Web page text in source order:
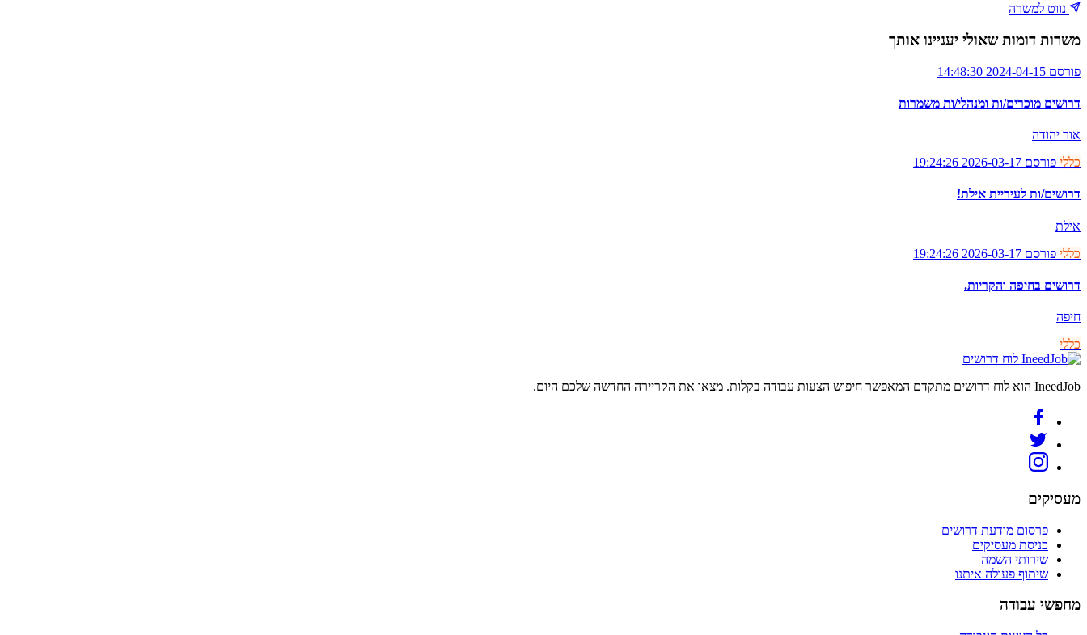
נווט למשרה
משרות דומות שאולי יעניינו אותך
פורסם 2024-04-15 14:48:30
דרושים מוכרים/ות ומנהלי/ות משמרות
אור יהודה
כללי פורסם 2026-03-17 19:24:26
דרושים/ות לעיריית אילת!
אילת
כללי פורסם 2026-03-17 19:24:26
דרושים בחיפה והקריות.
חיפה
כללי
לוח דרושים
IneedJob הוא לוח דרושים מתקדם המאפשר חיפוש הצעות עבודה בקלות. מצאו את הקריירה החדשה שלכם היום.
מעסיקים
פרסום מודעת דרושים
כניסת מעסיקים
שירותי השמה
שיתוף פעולה איתנו
מחפשי עבודה